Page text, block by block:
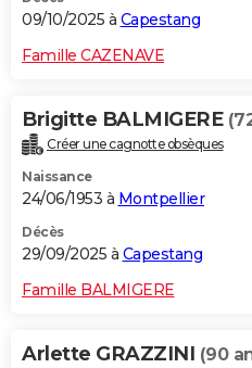
09/10/2025 à Capestang
Famille CAZENAVE
Brigitte BALMIGERE
Créer une cagnotte obsèques
Naissance
24/06/1953 à Montpellier
Décès
29/09/2025 à Capestang
Famille BALMIGERE
Arlette GRAZZINI (90